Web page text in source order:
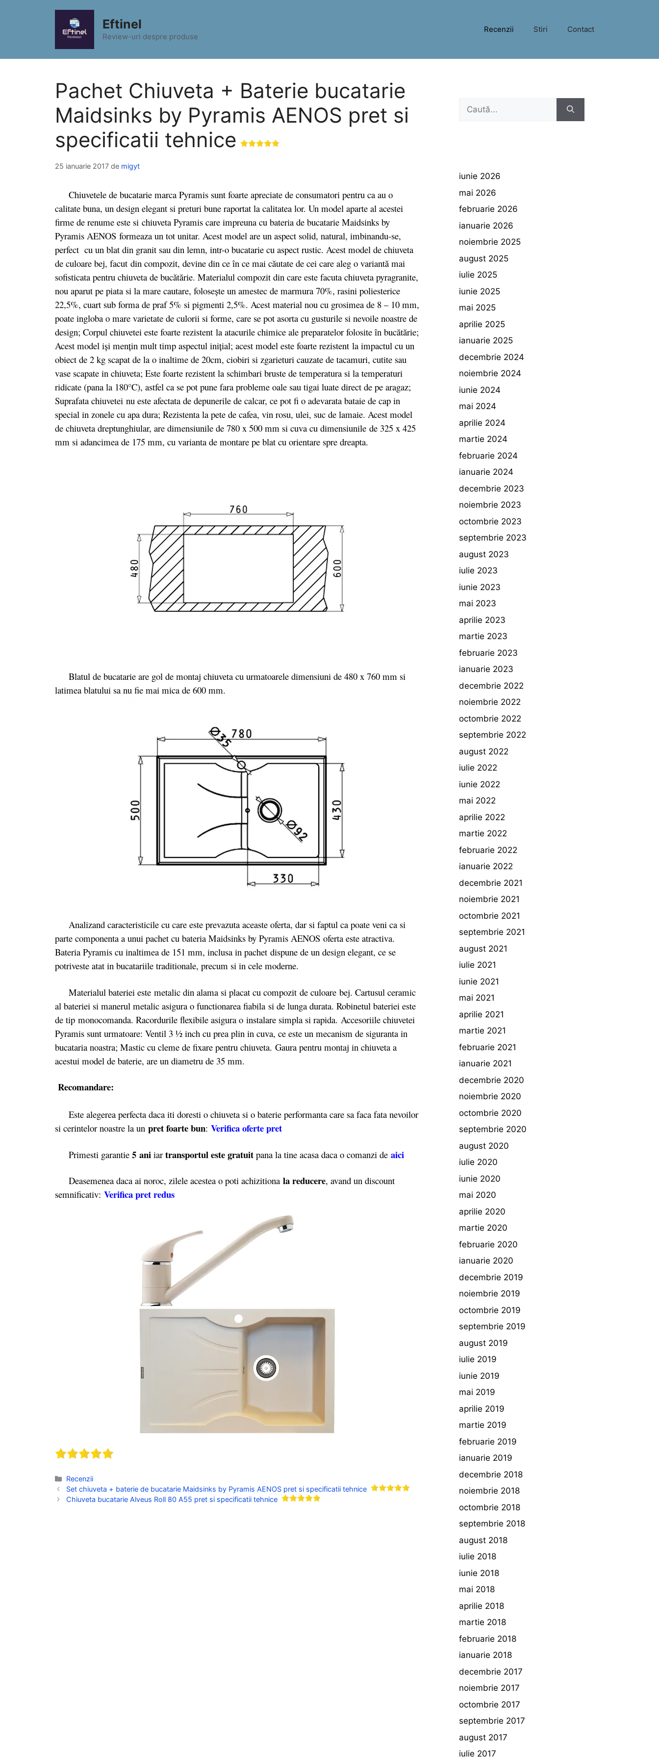
Eftinel
Review-uri despre produse
Recenzii Stiri Contact
Pachet Chiuveta + Baterie bucatarie
Maidsinks by Pyramis AENOS pret si
specificatii tehnice
25 ianuarie 2017 de migyt
Chiuvetele de bucatarie marca Pyramis sunt foarte apreciate de consumatori pentru ca au o
calitate buna, un design elegant si preturi bune raportat la calitatea lor. Un model aparte al acestei
firme de renume este si chiuveta Pyramis care impreuna cu bateria de bucatarie Maidsinks by
Pyramis AENOS formeaza un tot unitar. Acest model are un aspect solid, natural, imbinandu-se,
perfect cu un blat din granit sau din lemn, intr-o bucatarie cu aspect rustic. Acest model de chiuveta
de culoare bej, facut din compozit, devine din ce în ce mai căutate de cei care aleg o variantă mai
sofisticata pentru chiuveta de bucătărie. Materialul compozit din care este facuta chiuveta pyragranite,
nou aparut pe piata si la mare cautare, folosește un amestec de marmura 70%, rasini poliesterice
22,5%, cuart sub forma de praf 5% si pigmenti 2,5%. Acest material nou cu grosimea de 8 – 10 mm,
poate ingloba o mare varietate de culorii si forme, care se pot asorta cu gusturile si nevoile noastre de
design; Corpul chiuvetei este foarte rezistent la atacurile chimice ale preparatelor folosite în bucătărie;
Acest model iși mențin mult timp aspectul inițial; acest model este foarte rezistent la impactul cu un
obiect de 2 kg scapat de la o inaltime de 20cm, ciobiri si zgarieturi cauzate de tacamuri, cutite sau
vase scapate in chiuveta; Este foarte rezistent la schimbari bruste de temperatura si la temperaturi
ridicate (pana la 180°C), astfel ca se pot pune fara probleme oale sau tigai luate direct de pe aragaz;
Suprafata chiuvetei nu este afectata de depunerile de calcar, ce pot fi o adevarata bataie de cap in
special in zonele cu apa dura; Rezistenta la pete de cafea, vin rosu, ulei, suc de lamaie. Acest model
de chiuveta dreptunghiular, are dimensiunile de 780 x 500 mm si cuva cu dimensiunile de 325 x 425
mm si adancimea de 175 mm, cu varianta de montare pe blat cu orientare spre dreapta.
Blatul de bucatarie are gol de montaj chiuveta cu urmatoarele dimensiuni de 480 x 760 mm si
latimea blatului sa nu fie mai mica de 600 mm.
Analizand caracteristicile cu care este prevazuta aceaste oferta, dar si faptul ca poate veni ca si
parte componenta a unui pachet cu bateria Maidsinks by Pyramis AENOS oferta este atractiva.
Bateria Pyramis cu inaltimea de 151 mm, inclusa in pachet dispune de un design elegant, ce se
potriveste atat in bucatariile traditionale, precum si in cele moderne.
Materialul bateriei este metalic din alama si placat cu compozit de culoare bej. Cartusul ceramic
al bateriei si manerul metalic asigura o functionarea fiabila si de lunga durata. Robinetul bateriei este
de tip monocomanda. Racordurile flexibile asigura o instalare simpla si rapida. Accesoriile chiuvetei
Pyramis sunt urmatoare: Ventil 3 ½ inch cu prea plin in cuva, ce este un mecanism de siguranta in
bucataria noastra; Mastic cu cleme de fixare pentru chiuveta. Gaura pentru montaj in chiuveta a
acestui model de baterie, are un diametru de 35 mm.
Recomandare:
Este alegerea perfecta daca iti doresti o chiuveta si o baterie performanta care sa faca fata nevoilor
si cerintelor noastre la un pret foarte bun: Verifica oferte pret
Primesti garantie 5 ani iar transportul este gratuit pana la tine acasa daca o comanzi de aici
Deasemenea daca ai noroc, zilele acestea o poti achizitiona la reducere, avand un discount
semnificativ: Verifica pret redus
Categorii
Recenzii
Set chiuveta + baterie de bucatarie Maidsinks by Pyramis AENOS pret si specificatii tehnice
Chiuveta bucatarie Alveus Roll 80 A55 pret si specificatii tehnice
Caută
iunie 2026
mai 2026
februarie 2026
ianuarie 2026
noiembrie 2025
august 2025
iulie 2025
iunie 2025
mai 2025
aprilie 2025
ianuarie 2025
decembrie 2024
noiembrie 2024
iunie 2024
mai 2024
aprilie 2024
martie 2024
februarie 2024
ianuarie 2024
decembrie 2023
noiembrie 2023
octombrie 2023
septembrie 2023
august 2023
iulie 2023
iunie 2023
mai 2023
aprilie 2023
martie 2023
februarie 2023
ianuarie 2023
decembrie 2022
noiembrie 2022
octombrie 2022
septembrie 2022
august 2022
iulie 2022
iunie 2022
mai 2022
aprilie 2022
martie 2022
februarie 2022
ianuarie 2022
decembrie 2021
noiembrie 2021
octombrie 2021
septembrie 2021
august 2021
iulie 2021
iunie 2021
mai 2021
aprilie 2021
martie 2021
februarie 2021
ianuarie 2021
decembrie 2020
noiembrie 2020
octombrie 2020
septembrie 2020
august 2020
iulie 2020
iunie 2020
mai 2020
aprilie 2020
martie 2020
februarie 2020
ianuarie 2020
decembrie 2019
noiembrie 2019
octombrie 2019
septembrie 2019
august 2019
iulie 2019
iunie 2019
mai 2019
aprilie 2019
martie 2019
februarie 2019
ianuarie 2019
decembrie 2018
noiembrie 2018
octombrie 2018
septembrie 2018
august 2018
iulie 2018
iunie 2018
mai 2018
aprilie 2018
martie 2018
februarie 2018
ianuarie 2018
decembrie 2017
noiembrie 2017
octombrie 2017
septembrie 2017
august 2017
iulie 2017